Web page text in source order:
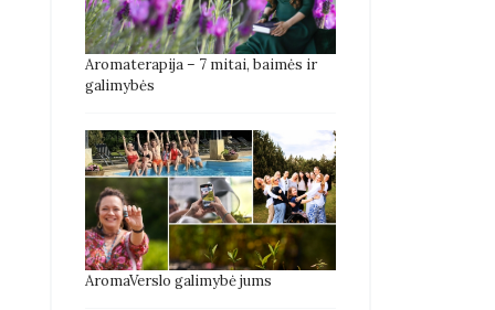
Aromaterapija – 7 mitai, baimės ir
galimybės
AromaVerslo galimybė jums